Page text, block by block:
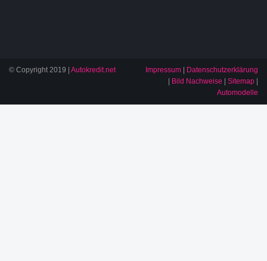
© Copyright 2019 | Autokredit.net Impressum
Datenschutzerklärung
Bild Nachweise Sitemap
Automodelle